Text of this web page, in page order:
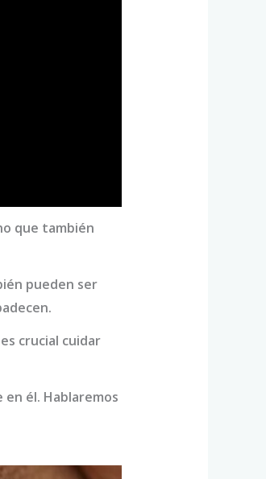
que también
pueden ser
crucial cuidar
en él. Hablaremos